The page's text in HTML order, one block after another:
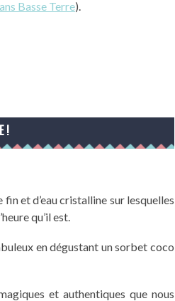
Basse Terre).
!
et d’eau cristalline sur lesquelles
qu’il est.
en dégustant un sorbet coco
et authentiques que nous